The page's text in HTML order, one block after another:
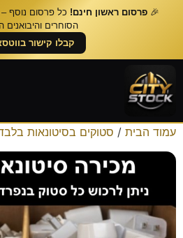
🎉פרסום ראשון חינם!
הסוחרים והיבואנים
קבלו קישור
עמוד הבית / סטוקים בסיטונאות